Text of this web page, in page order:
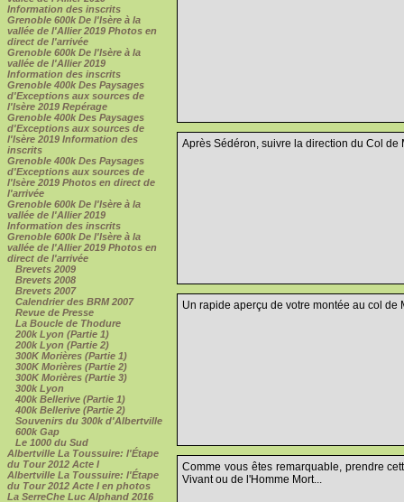
Information des inscrits
Grenoble 600k De l'Isère à la
vallée de l'Allier 2019 Photos en
direct de l'arrivée
Grenoble 600k De l'Isère à la
vallée de l'Allier 2019
Information des inscrits
Grenoble 400k Des Paysages
d'Exceptions aux sources de
l'Isère 2019 Repérage
Grenoble 400k Des Paysages
d'Exceptions aux sources de
l'Isère 2019 Information des
inscrits
Grenoble 400k Des Paysages
d'Exceptions aux sources de
l'Isère 2019 Photos en direct de
l'arrivée
Grenoble 600k De l'Isère à la
vallée de l'Allier 2019
Information des inscrits
Grenoble 600k De l'Isère à la
vallée de l'Allier 2019 Photos en
direct de l'arrivée
Brevets 2009
Brevets 2008
Brevets 2007
Calendrier des BRM 2007
Revue de Presse
La Boucle de Thodure
200k Lyon (Partie 1)
200k Lyon (Partie 2)
300K Morières (Partie 1)
300K Morières (Partie 2)
300K Morières (Partie 3)
300k Lyon
400k Bellerive (Partie 1)
400k Bellerive (Partie 2)
Souvenirs du 300k d'Albertville
600k Gap
Le 1000 du Sud
Albertville La Toussuire: l'Étape
du Tour 2012 Acte I
Albertville La Toussuire: l'Étape
du Tour 2012 Acte I en photos
La SerreChe Luc Alphand 2016
Après Sédéron, suivre la direction du Col de
Un rapide aperçu de votre montée au col de
Comme vous êtes remarquable, prendre
Vivant ou de l'Homme Mort...